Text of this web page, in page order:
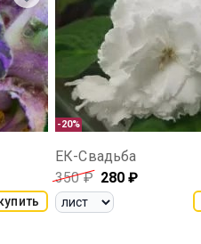
-20%
ЕК-Свадьба
350₽ 280 ₽